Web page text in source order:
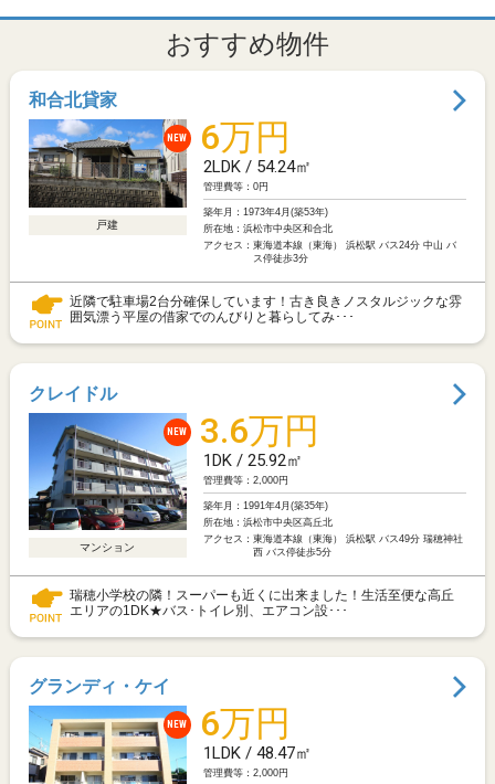
戸建て賃貸物件はこちら！
インターネット無料
初期費用重視！
初期費用重視でお探しの方はこちら！
おすすめ物件
和合北貸家
戸建
NEW 6万円
2LDK / 54.24㎡
管理費等：0円
築年月：1973年4月(築53年)
所在地：浜松市中央区和合北
アクセス：東海道本線（東海） 浜松駅 バス24分 中山 バ
ス停徒歩3分
近隣で駐車場2台分確保しています！古き良きノスタルジックな雰
囲気漂う平屋の借家でのんびりと暮らしてみ･･･
クレイドル
マンション
NEW 3.6万円
1DK / 25.92㎡
管理費等：2,000円
築年月： 1991年4月(築35年)
所在地：浜松市中央区高丘北
アクセス：東海道本線（東海） 浜松駅 バス49分 瑞穂神社
西 バス停徒歩5分
瑞穂小学校の隣！スーパーも近くに出来ました！生活至便な高丘
エリアの1DK★バス･トイレ別、エアコン設･･･
グランディ・ケイ
NEW 6万円
1LDK / 48.47㎡
管理費等：2,000円